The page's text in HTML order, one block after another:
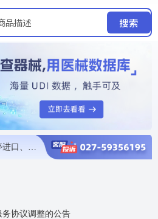
品描述 搜索
协议调整的公告